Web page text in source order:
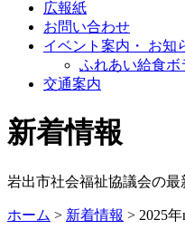
広報紙
お問い合わせ
イベント案内・ お知
ふれあい給食ボ
交通案内
新着情報
岩出市社会福祉協議会の最
ホーム > 新着情報 > 2025年